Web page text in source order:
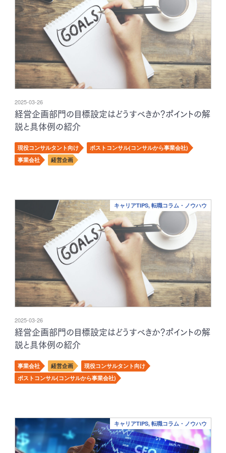
2025-03-26
経営企画部門の目標設定はどうすべきか？ポイントの解
説と具体例の紹介
現役コンサルタント向け
ポストコンサル(コンサルから事業会社)
事業会社
経営企画
キャリアTIPS, 転職コラム・ノウハウ
2025-03-26
経営企画部門の目標設定はどうすべきか？ポイントの解
説と具体例の紹介
事業会社 経営企画
現役コンサルタント向け
ポストコンサル(コンサルから事業会社)
キャリアTIPS, 転職コラム・ノウハウ